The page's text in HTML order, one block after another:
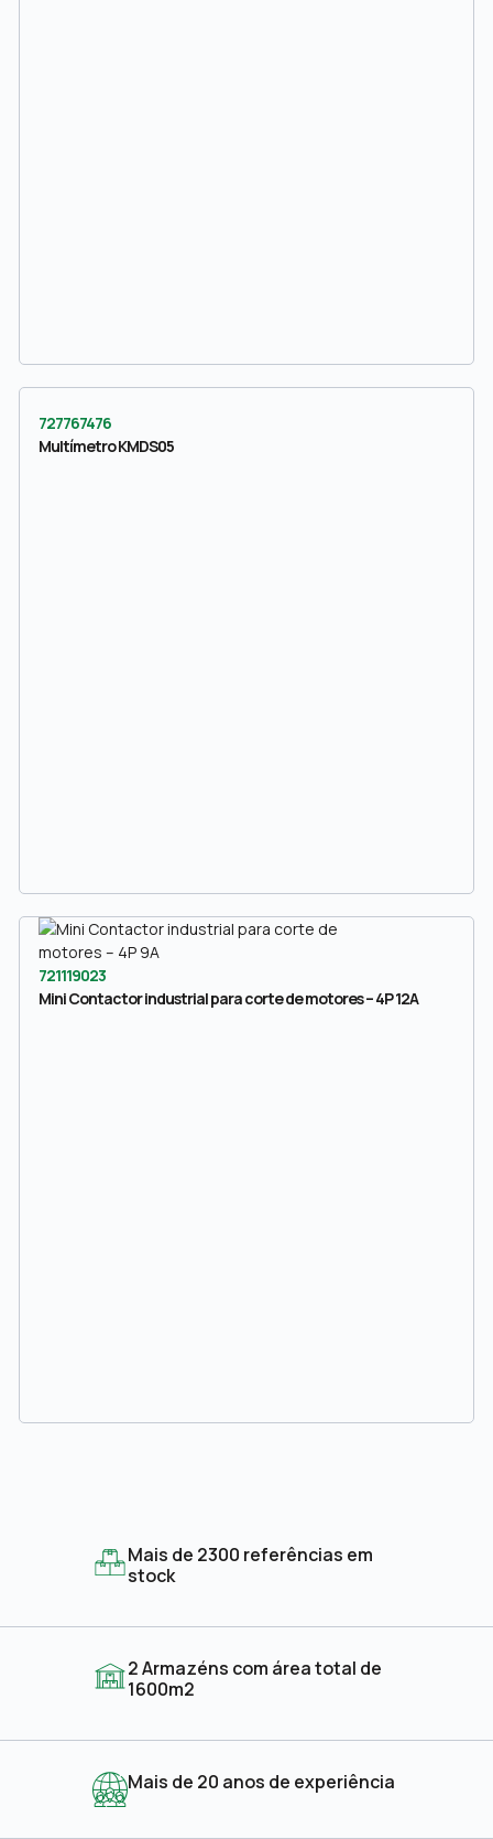
727767476
Multímetro KMDS05
721119023
Mini Contactor industrial para corte de motores – 4P 12A
Mais de 2300 referências em
stock
2 Armazéns com área total de
1600m2
Mais de 20 anos de experiência